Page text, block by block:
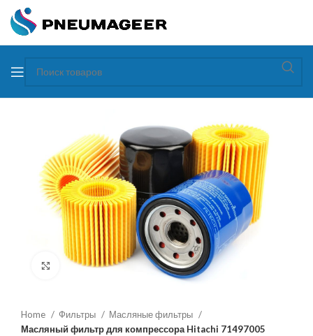
Увеличить
Home Фильтры
Масляные фильтры
Масляный фильтр для компрессора Hitachi 71497005